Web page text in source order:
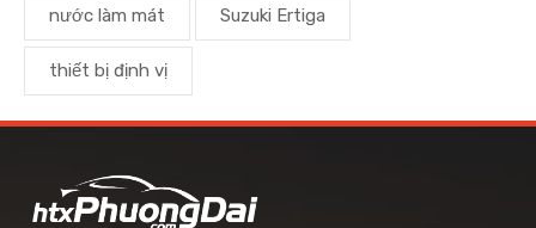
nước làm mát Suzuki Ertiga
thiết bị định vị